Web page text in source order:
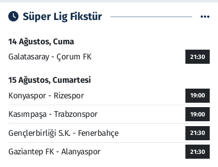
Süper Lig Fikstür
14 Ağustos, Cuma
Galatasaray - Çorum FK
21:30
15 Ağustos, Cumartesi
Konyaspor - Rizespor
19:00
Kasımpaşa - Trabzonspor 19:00
Gençlerbirliği S.K. - Fenerbahçe 21:30
Gaziantep FK - Alanyaspor 21:30